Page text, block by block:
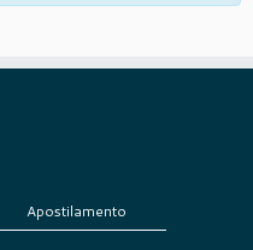
Apostilamento